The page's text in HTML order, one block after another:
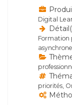
Digital
Formation
priorités,